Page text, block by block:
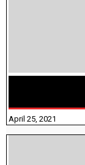
April 25, 2021